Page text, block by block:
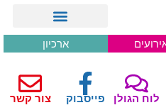
ארכיון
לוח הגולן פייסבוק צור קשר